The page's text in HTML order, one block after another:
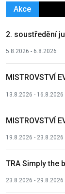
Akce
2. soustředění
5.8.2026 - 6.8.2026
MISTROVSTVÍ
13.8.2026 - 16.8.2026
MISTROVSTVÍ
19.8.2026 - 23.8.2026
TRA Simply the
23.8.2026 - 29.8.2026